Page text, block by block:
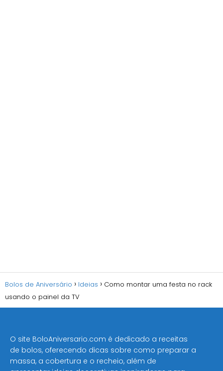
Bolos de Aniversário Ideias
Como montar uma festa no rack
usando o painel da TV
O site BoloAniversario.com é dedicado a receitas
de bolos, oferecendo dicas sobre como preparar a
massa, a cobertura e o recheio, além de